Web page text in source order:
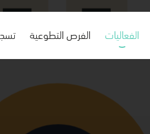
الفعاليات الفرص التطوعية